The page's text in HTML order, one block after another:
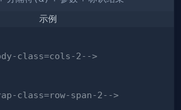
示例
class=cols-2-->
class=row-span-2-->